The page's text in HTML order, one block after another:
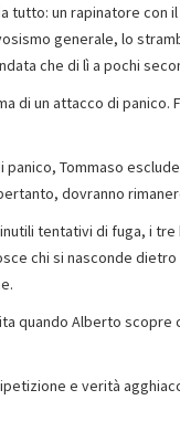
tutto: un rapinatore con
generale, lo
che di lì a pochi
di un attacco di
Tommaso
dovranno
tentativi di fuga, i
chi si nasconde
quando Alberto
e verità